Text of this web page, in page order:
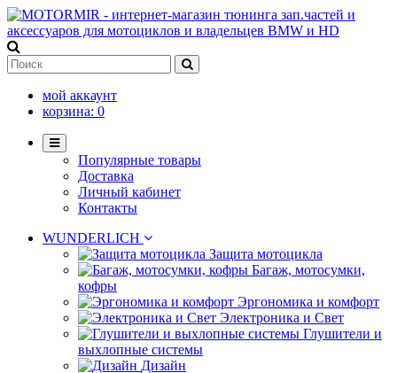
мой аккаунт
корзина: 0
Популярные товары
Доставка
Личный кабинет
Контакты
WUNDERLICH
Защита мотоцикла
Багаж, мотосумки,
кофры
Эргономика и комфорт
Электроника и Свет
Глушители и
выхлопные системы
Дизайн